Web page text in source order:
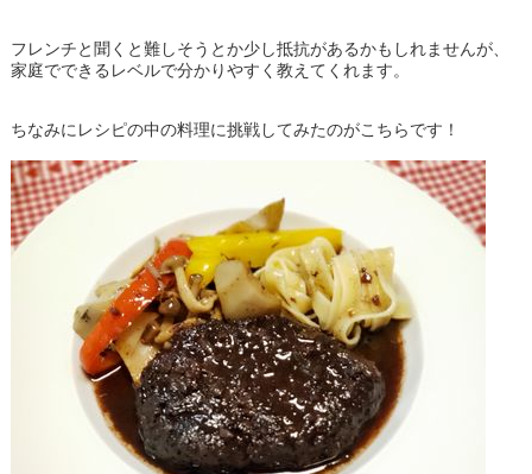
フレンチと聞くと難しそうとか少し抵抗があるかもしれませんが、
家庭でできるレベルで分かりやすく教えてくれます。
ちなみにレシピの中の料理に挑戦してみたのがこちらです！